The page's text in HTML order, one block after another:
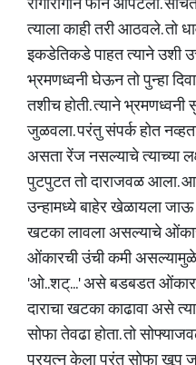
त्याला काही तरी आठवले. तो
इकडेतिकडे पाहत त्याने
भ्रमणध्वनी घेऊन तो पुन्हा
तशीच होती. त्याने
जुळवला. परंतु संपर्क होत
असता रेंज नसल्याचे त्याच्या
पुटपुटत तो दाराजवळ
उन्हामध्ये बाहेर खेळायला
खटका लावला असल्याचे
ओंकारची उंची कमी असल्यामुळे
'ओ..शट्...' असे बडबडत
दाराचा खटका काढावा असे
सोफा तेवढा होता. तो